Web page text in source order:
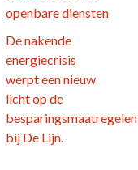
openbare diensten
De nakende
energiecrisis
werpt een nieuw
licht op de
besparingsmaatregelen
bij De Lijn.